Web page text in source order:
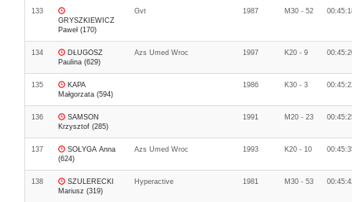
133
GRYSZKIEWICZ
Paweł (170)
Gvt 1987 M30 - 52
134
DŁUGOSZ
Paulina (629)
Azs Umed Wroc 1997 K20 - 9
135
KAPA
Małgorzata (594)
1986 K30 - 3
136
SAMSON
Krzysztof (285)
1991 M20 - 23
137
SOŁYGA Anna
(624)
Azs Umed Wroc 1993 K20 - 10
138
SZULERECKI
Mariusz (319)
Hyperactive 1981 M30 - 53